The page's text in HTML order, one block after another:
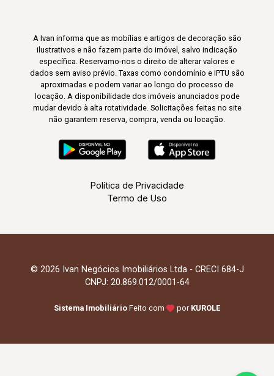
A Ivan informa que as mobílias e artigos de decoração são
ilustrativos e não fazem parte do imóvel, salvo indicação
específica. Reservamo-nos o direito de alterar valores e
dados sem aviso prévio. Taxas como condomínio e IPTU são
aproximadas e podem variar ao longo do processo de
locação. A disponibilidade dos imóveis anunciados pode
mudar devido à alta rotatividade. Solicitações feitas no site
não garantem reserva, compra, venda ou locação.
Política de Privacidade
Termo de Uso
© 2026 Ivan Negócios Imobiliários Ltda - CRECI 684-J
CNPJ: 20.869.012/0001-64
Sistema Imobiliário Feito com por KUROLE